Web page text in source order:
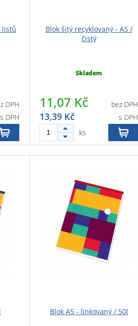
listů
DPH
s DPH
Blok šitý recyklovaný - A5 /
čistý
Skladem
11,07 Kč bez DPH
13,39 Kč
s DPH
ks
Blok A5 - linkovaný / 50l